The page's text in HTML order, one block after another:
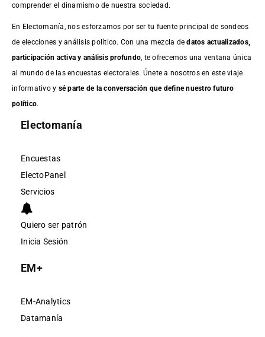
comprender el dinamismo de nuestra sociedad.
En Electomanía, nos esforzamos por ser tu fuente principal de sondeos
de elecciones y análisis político. Con una mezcla dedatos actualizados,
participación activa y análisis profundo , te ofrecemos una ventana única
al mundo de las encuestas electorales. Únete a nosotros en este viaje
informativo y sé parte de la conversación que define nuestro futuro
político.
Electomanía
Encuestas
ElectoPanel
Servicios
Quiero ser patrón
Inicia Sesión
EM+
EM-Analytics
Datamanía